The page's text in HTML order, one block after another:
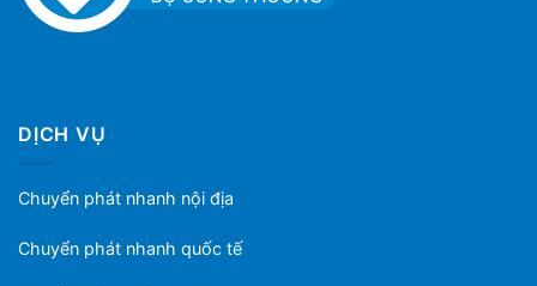
DỊCH VỤ
Chuyển phát nhanh nội địa
Chuyển phát nhanh quốc tế